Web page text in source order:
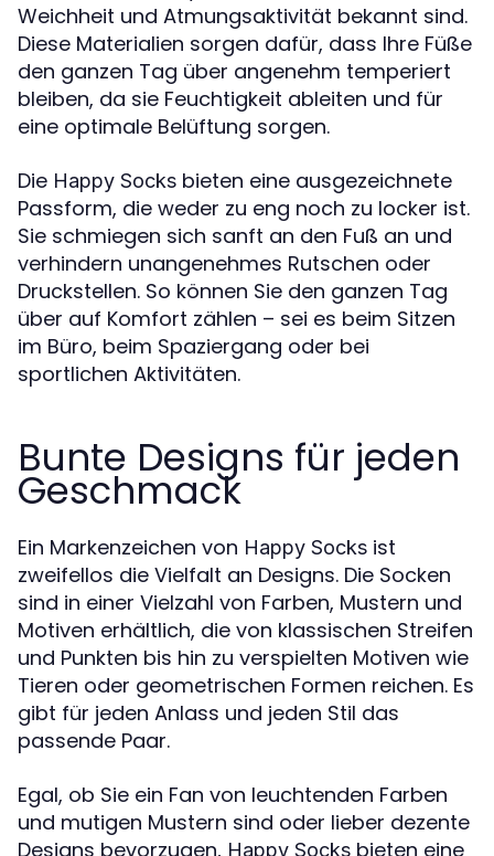
Weichheit und Atmungsaktivität bekannt sind.
Diese Materialien sorgen dafür, dass Ihre Füße
den ganzen Tag über angenehm temperiert
bleiben, da sie Feuchtigkeit ableiten und für
eine optimale Belüftung sorgen.
Die Happy Socks bieten eine ausgezeichnete
Passform, die weder zu eng noch zu locker ist.
Sie schmiegen sich sanft an den Fuß an und
verhindern unangenehmes Rutschen oder
Druckstellen. So können Sie den ganzen Tag
über auf Komfort zählen – sei es beim Sitzen
im Büro, beim Spaziergang oder bei
sportlichen Aktivitäten.
Bunte Designs für jeden
Geschmack
Ein Markenzeichen von Happy Socks ist
zweifellos die Vielfalt an Designs. Die Socken
sind in einer Vielzahl von Farben, Mustern und
Motiven erhältlich, die von klassischen Streifen
und Punkten bis hin zu verspielten Motiven wie
Tieren oder geometrischen Formen reichen. Es
gibt für jeden Anlass und jeden Stil das
passende Paar.
Egal, ob Sie ein Fan von leuchtenden Farben
und mutigen Mustern sind oder lieber dezente
Designs bevorzugen, Happy Socks bieten eine